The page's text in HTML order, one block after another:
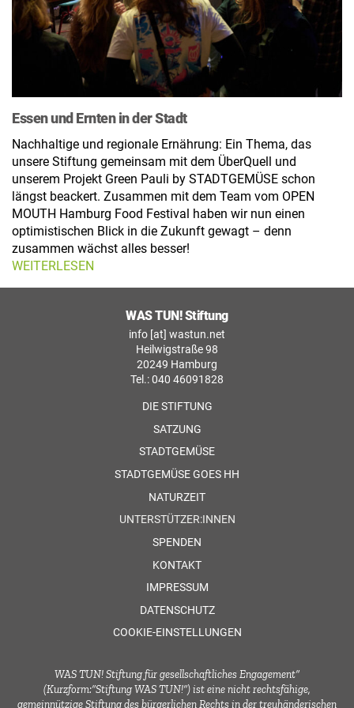
Essen und Ernten in der Stadt
Nachhaltige und regionale Ernährung: Ein Thema, das
unsere Stiftung gemeinsam mit dem ÜberQuell und
unserem Projekt Green Pauli by STADTGEMÜSE schon
längst beackert. Zusammen mit dem Team vom OPEN
MOUTH Hamburg Food Festival haben wir nun einen
optimistischen Blick in die Zukunft gewagt – denn
zusammen wächst alles besser!
WEITERLESEN
WAS TUN! Stiftung
info [at] wastun.net
Heilwigstraße 98
20249 Hamburg
Tel.: 040 46091828
DIE STIFTUNG
SATZUNG
STADTGEMÜSE
STADTGEMÜSE GOES HH
NATURZEIT
UNTERSTÜTZER:INNEN
SPENDEN
KONTAKT
IMPRESSUM
DATENSCHUTZ
COOKIE-EINSTELLUNGEN
WAS TUN! Stiftung für gesellschaftliches Engagement“
(Kurzform:“Stiftung WAS TUN!“) ist eine nicht rechtsfähige,
gemeinnützige Stiftung des bürgerlichen Rechts in der treuhänderischen